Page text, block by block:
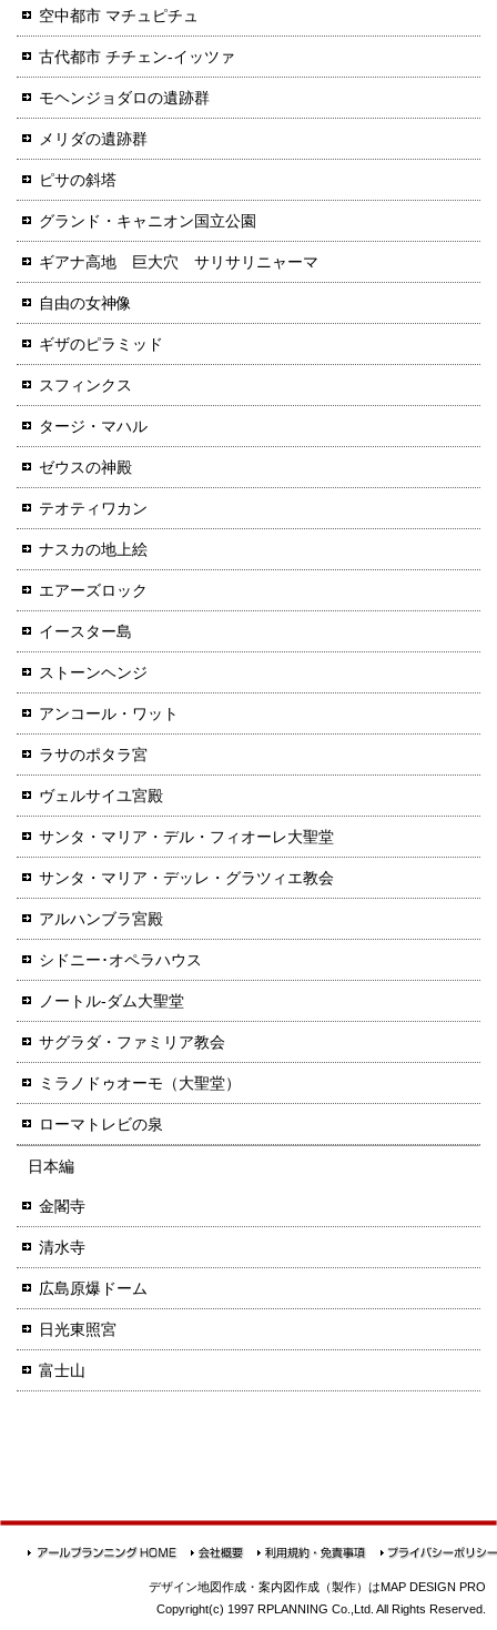
空中都市 マチュピチュ
古代都市 チチェン-イッツァ
モヘンジョダロの遺跡群
メリダの遺跡群
ピサの斜塔
グランド・キャニオン国立公園
ギアナ高地 巨大穴 サリサリニャーマ
自由の女神像
ギザのピラミッド
スフィンクス
タージ・マハル
ゼウスの神殿
テオティワカン
ナスカの地上絵
エアーズロック
イースター島
ストーンヘンジ
アンコール・ワット
ラサのポタラ宮
ヴェルサイユ宮殿
サンタ・マリア・デル・フィオーレ大聖堂
サンタ・マリア・デッレ・グラツィエ教会
アルハンブラ宮殿
シドニー･オペラハウス
ノートル-ダム大聖堂
サグラダ・ファミリア教会
ミラノドゥオーモ（大聖堂）
ローマトレビの泉
日本編
金閣寺
清水寺
広島原爆ドーム
日光東照宮
富士山
デザイン地図作成・案内図作成（製作）はMAP DESIGN PRO
Copyright(c) 1997 RPLANNING Co.,Ltd. All Rights Reserved.